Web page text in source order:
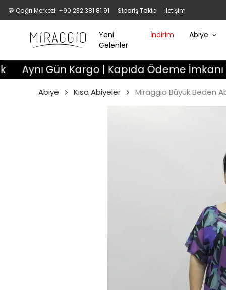
💬 Çağrı Merkezi: +90 232 381 81 91 Sipariş Takip İletişim
Yeni
Gelenler
İndirim Abiye
Gün Kargo | Kapıda Ödeme İmkanı | 3
Abiye Kısa Abiyeler Miraggio Büyük Beden